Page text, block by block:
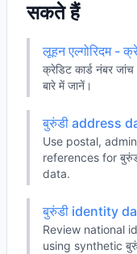
सकते हैं
लूहन एल्गोरिदम -
क्रेडिट कार्ड नंबर जांच
बारे में जानें।
बुरुंडी address
Use postal,
references for
data.
बुरुंडी identity
Review national
using synthetic